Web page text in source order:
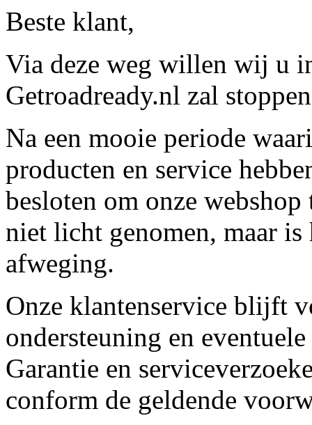
Beste klant,
Via deze weg willen wij u
Getroadready.nl zal
Na een mooie periode
producten en service
besloten om onze
niet licht genomen, maar
afweging.
Onze klantenservice blijft
ondersteuning en
Garantie en
conform de geldende